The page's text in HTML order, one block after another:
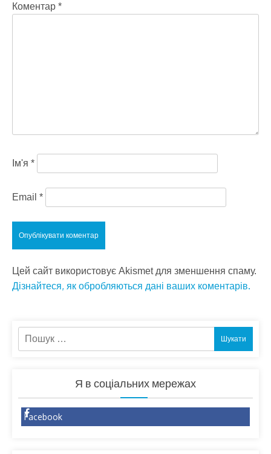
Коментар *
Ім'я *
Email *
Цей сайт використовує Akismet для зменшення спаму.
Дізнайтеся, як обробляються дані ваших коментарів.
Пошук:
Я в соціальних мережах
Facebook